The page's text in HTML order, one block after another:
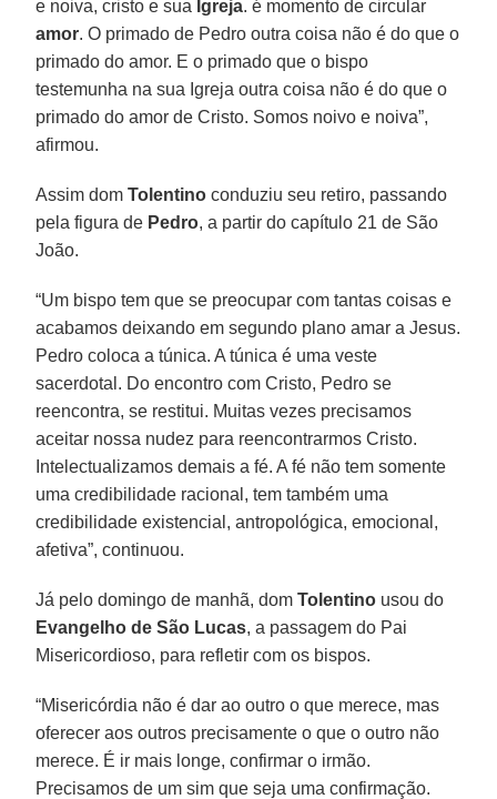
e noiva, cristo e sua Igreja. é momento de circular
amor. O primado de Pedro outra coisa não é do que o
primado do amor. E o primado que o bispo
testemunha na sua Igreja outra coisa não é do que o
primado do amor de Cristo. Somos noivo e noiva”,
afirmou.
Assim domTolentino conduziu seu retiro, passando
pela figura de Pedro, a partir do capítulo 21 de São
João.
“Um bispo tem que se preocupar com tantas coisas e
acabamos deixando em segundo plano amar a Jesus.
Pedro coloca a túnica. A túnica é uma veste
sacerdotal. Do encontro com Cristo, Pedro se
reencontra, se restitui. Muitas vezes precisamos
aceitar nossa nudez para reencontrarmos Cristo.
Intelectualizamos demais a fé. A fé não tem somente
uma credibilidade racional, tem também uma
credibilidade existencial, antropológica, emocional,
afetiva”, continuou.
Já pelo domingo de manhã, domTolentino usou do
Evangelho de São Lucas, a passagem do Pai
Misericordioso, para refletir com os bispos.
“Misericórdia não é dar ao outro o que merece, mas
oferecer aos outros precisamente o que o outro não
merece. É ir mais longe, confirmar o irmão.
Precisamos de um sim que seja uma confirmação.